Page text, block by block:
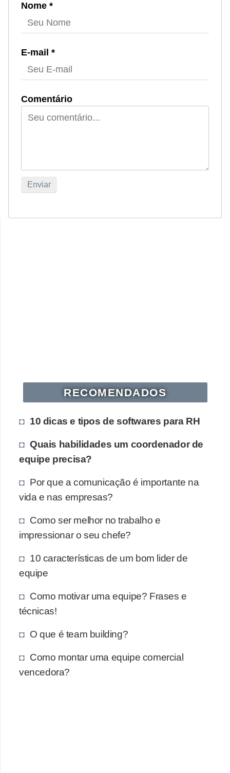
Nome *
E-mail *
Comentário
RECOMENDADOS
10 dicas e tipos de softwares para RH
Quais habilidades um coordenador de
equipe precisa?
Por que a comunicação é importante na
vida e nas empresas?
Como ser melhor no trabalho e
impressionar o seu chefe?
10 características de um bom lider de
equipe
Como motivar uma equipe? Frases e
técnicas!
O que é team building?
Como montar uma equipe comercial
vencedora?